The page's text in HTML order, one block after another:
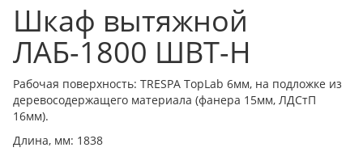
Шкаф вытяжной
ЛАБ-1800 ШВТ-Н
Рабочая поверхность: TRESPA TopLab 6мм, на подложке из
деревосодержащего материала (фанера 15мм, ЛДСтП
16мм).
Длина, мм: 1838